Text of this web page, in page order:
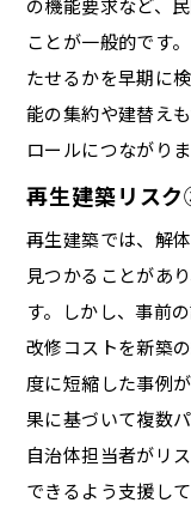
ことが一般的です
たせるかを早期に
能の集約や建替え
ロールにつながりま
再生建築リス
再生建築では、解
見つかることがあ
す。しかし、事前
改修コストを新築
度に短縮した事例
果に基づいて複数
自治体担当者がリ
できるよう支援して